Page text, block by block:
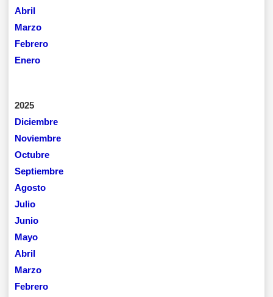
Abril
Marzo
Febrero
Enero
2025
Diciembre
Noviembre
Octubre
Septiembre
Agosto
Julio
Junio
Mayo
Abril
Marzo
Febrero